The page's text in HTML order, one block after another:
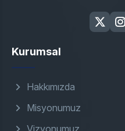
Kurumsal
Hakkımızda
Misyonumuz